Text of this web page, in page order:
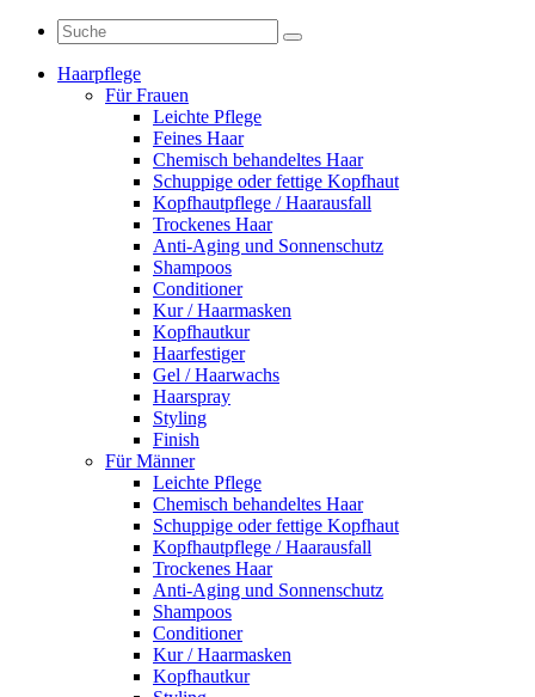
Haarpflege
Für Frauen
Leichte Pflege
Feines Haar
Chemisch behandeltes Haar
Schuppige oder fettige Kopfhaut
Kopfhautpflege / Haarausfall
Trockenes Haar
Anti-Aging und Sonnenschutz
Shampoos
Conditioner
Kur / Haarmasken
Kopfhautkur
Haarfestiger
Gel / Haarwachs
Haarspray
Styling
Finish
Für Männer
Leichte Pflege
Chemisch behandeltes Haar
Schuppige oder fettige Kopfhaut
Kopfhautpflege / Haarausfall
Trockenes Haar
Anti-Aging und Sonnenschutz
Shampoos
Conditioner
Kur / Haarmasken
Kopfhautkur